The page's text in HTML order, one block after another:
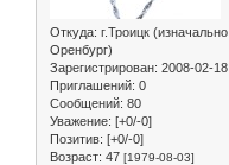
Откуда: г.Троицк (изначально
Оренбург)
Зарегистрирован: 2008-02-18
Приглашений: 0
Сообщений: 80
Уважение: [+0/-0]
Позитив: [+0/-0]
Возраст: 47 [1979-08-03]